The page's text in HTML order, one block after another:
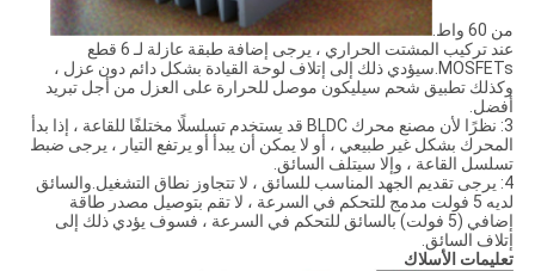
من 60 واط.
عند تركيب المشتت الحراري ، يرجى إضافة طبقة عازلة لـ 6 قطع
MOSFETs.سيؤدي ذلك إلى إتلاف لوحة القيادة بشكل دائم دون عزل ،
وكذلك تطبيق شحم سيليكون موصل للحرارة على العزل من أجل تبريد
أفضل.
3: نظرًا لأن مصنع محرك BLDC قد يستخدم تسلسلًا مختلفًا للقاعة ، إذا بدأ
المحرك بشكل غير طبيعي ، أو لا يمكن أن يبدأ أو يرتفع التيار ، يرجى ضبط
تسلسل القاعة ، وإلا سيتلف السائق.
4: يرجى تقديم الجهد المناسب للسائق ، لا تتجاوز نطاق التشغيل.والسائق
لديه 5 فولت مدمج للتحكم في السرعة ، لا تقم بتوصيل مصدر طاقة
إضافي (5 فولت) بالسائق للتحكم في السرعة ، فسوف يؤدي ذلك إلى
إتلاف السائق.
تعليمات الأسلاك